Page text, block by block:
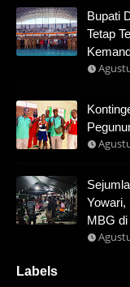
Bupati
Tetap
Yowari,
MBG
Labels